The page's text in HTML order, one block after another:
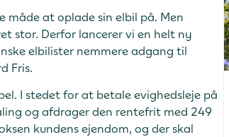
måde at oplade sin elbil på. Men
stor. Derfor lancerer vi en helt ny
elbilister nemmere adgang til
Fris.
I stedet for at betale evighedsleje på
og afdrager den rentefrit med 249
kundens ejendom, og der skal